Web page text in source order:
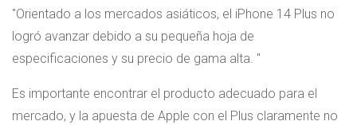
Orientado a los mercados asiáticos, el iPhone 14 Plus no
logró avanzar debido a su pequeña hoja de
especificaciones y su precio de gama alta.
Es importante encontrar el producto adecuado para el
mercado, y la apuesta de Apple con el Plus claramente no